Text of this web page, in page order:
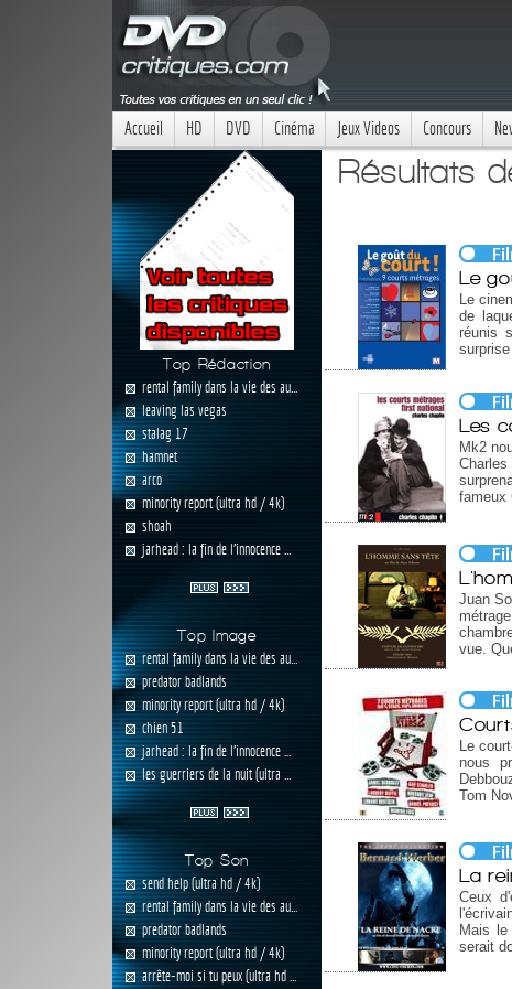
Accueil HD DVD Cinéma Jeux Videos Concours
Top Rédaction
rental family dans la vie des au...
leaving las vegas
stalag 17
hamnet
arco
minority report (ultra hd / 4k)
shoah
jarhead : la fin de l'innocence ...
Top Image
rental family dans la vie des au...
predator badlands
minority report (ultra hd / 4k)
chien 51
jarhead : la fin de l'innocence ...
les guerriers de la nuit (ultra ...
Top Son
send help (ultra hd / 4k)
rental family dans la vie des au...
predator badlands
minority report (ultra hd / 4k)
arrête-moi si tu peux (ultra hd ...
Résultats
Le
Le
de
réunis
Les
Mk2
fameux
Juan
vue.
Le
nous
Tom
La
Ceux
Mais
serait